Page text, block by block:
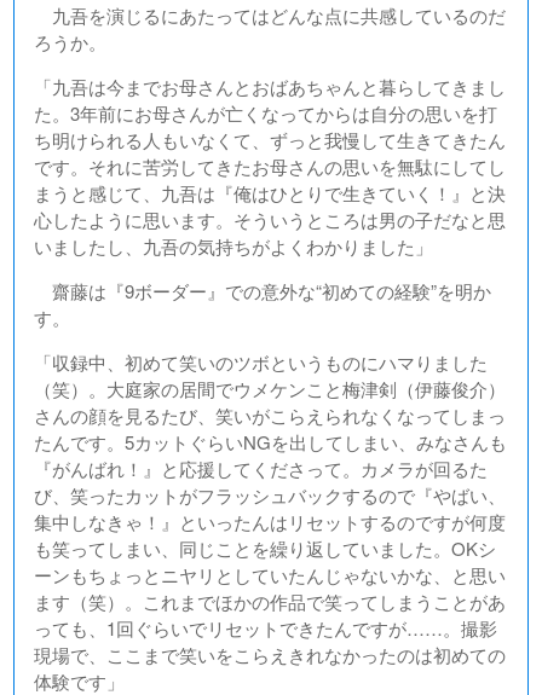
九吾を演じるにあたってはどんな点に共感しているのだ
ろうか。
「九吾は今までお母さんとおばあちゃんと暮らしてきまし
た。3年前にお母さんが亡くなってからは自分の思いを打
ち明けられる人もいなくて、ずっと我慢して生きてきたん
です。それに苦労してきたお母さんの思いを無駄にしてし
まうと感じて、九吾は『俺はひとりで生きていく！』と決
心したように思います。そういうところは男の子だなと思
いましたし、九吾の気持ちがよくわかりました」
齋藤は『9ボーダー』での意外な“初めての経験”を明か
す。
「収録中、初めて笑いのツボというものにハマりました
（笑）。大庭家の居間でウメケンこと梅津剣（伊藤俊介）
さんの顔を見るたび、笑いがこらえられなくなってしまっ
たんです。5カットぐらいNGを出してしまい、みなさんも
『がんばれ！』と応援してくださって。カメラが回るた
び、笑ったカットがフラッシュバックするので『やばい、
集中しなきゃ！』といったんはリセットするのですが何度
も笑ってしまい、同じことを繰り返していました。OKシ
ーンもちょっとニヤリとしていたんじゃないかな、と思い
ます（笑）。これまでほかの作品で笑ってしまうことがあ
っても、1回ぐらいでリセットできたんですが……。撮影
現場で、ここまで笑いをこらえきれなかったのは初めての
体験です」